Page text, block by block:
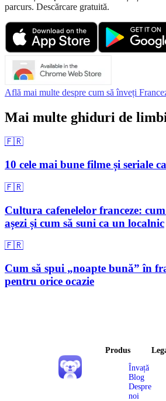
parcurs. Descărcare gratuită.
Află mai multe despre cum să înveți
Mai multe ghiduri de
🇫🇷
10 cele mai bune filme și seriale
🇫🇷
Cultura cafenelelor franceze:
așezi și cum să suni ca un localnic
🇫🇷
Cum să spui „noapte bună” în
pentru orice ocazie
Produs
Învață
Blog
Despre
noi